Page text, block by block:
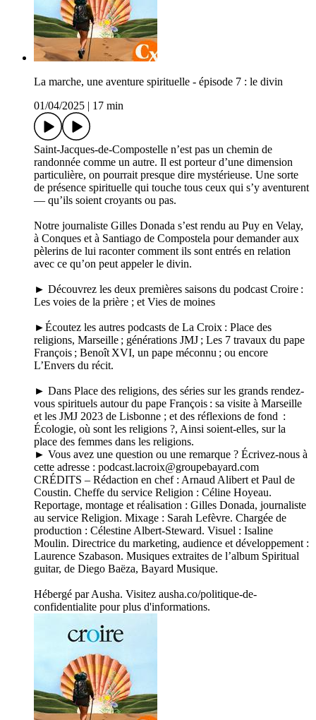
La marche, une aventure spirituelle - épisode 7 : le divin
01/04/2025
17 min
Saint-Jacques-de-Compostelle n’est pas un chemin de
randonnée comme un autre. Il est porteur d’une dimension
particulière, on pourrait presque dire mystérieuse. Une sorte
de présence spirituelle qui touche tous ceux qui s’y aventurent
— qu’ils soient croyants ou pas.
Notre journaliste Gilles Donada s’est rendu au Puy en Velay,
à Conques et à Santiago de Compostela pour demander aux
pèlerins de lui raconter comment ils sont entrés en relation
avec ce qu’on peut appeler le divin.
► Découvrez les deux premières saisons du podcast Croire :
Les voies de la prière ; et Vies de moines
►Écoutez les autres podcasts de La Croix : Place des
religions, Marseille ; générations JMJ ; Les 7 travaux du pape
François ; Benoît XVI, un pape méconnu ; ou encore
L’Envers du récit.
► Dans Place des religions, des séries sur les grands rendez-
vous spirituels autour du pape François : sa visite à Marseille
et les JMJ 2023 de Lisbonne ; et des réflexions de fond :
Écologie, où sont les religions ?, Ainsi soient-elles, sur la
place des femmes dans les religions.
► Vous avez une question ou une remarque ? Écrivez-nous à
cette adresse : podcast.lacroix@groupebayard.com
CRÉDITS – Rédaction en chef : Arnaud Alibert et Paul de
Coustin. Cheffe du service Religion : Céline Hoyeau.
Reportage, montage et réalisation : Gilles Donada, journaliste
au service Religion. Mixage : Sarah Lefèvre. Chargée de
production : Célestine Albert-Steward. Visuel : Isaline
Moulin. Directrice du marketing, audience et développement :
Laurence Szabason. Musiques extraites de l’album Spiritual
guitar, de Diego Baëza, Bayard Musique.
Hébergé par Ausha. Visitez ausha.co/politique-de-
confidentialite pour plus d'informations.